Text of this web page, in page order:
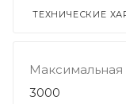
ТЕХНИЧЕСКИЕ
Максимальная
3000